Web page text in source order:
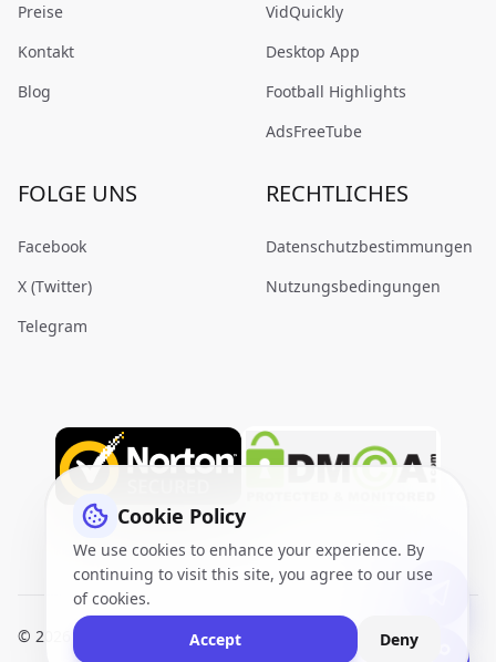
Preise
Kontakt
Blog
VidQuickly
Desktop App
Football Highlights
AdsFreeTube
FOLGE UNS
Facebook
X (Twitter)
Telegram
RECHTLICHES
Datenschutzbestimmungen
Nutzungsbedingungen
© 2026 VidQuickly.com™. All Rights Reserved. Sitemap
Cookie Policy
We use cookies to enhance your experience. By
continuing to visit this site, you agree to our use
of cookies.
Accept
Deny